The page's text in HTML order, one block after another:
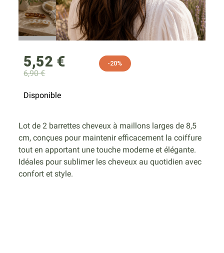
6,90 €
5,52 € -20%
Disponible
Lot de 2 barrettes cheveux à maillons larges de 8,5
cm, conçues pour maintenir efficacement la coiffure
tout en apportant une touche moderne et élégante.
Idéales pour sublimer les cheveux au quotidien avec
confort et style.